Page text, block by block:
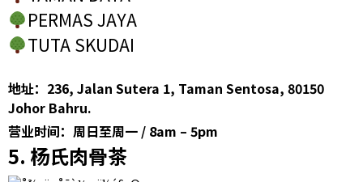
PERMAS JAYA
TUTA SKUDAI
地址：236, Jalan Sutera 1, Taman Sentosa, 80150
Johor Bahru.
营业时间：周日至周一 / 8am – 5pm
5. 杨氏肉骨茶